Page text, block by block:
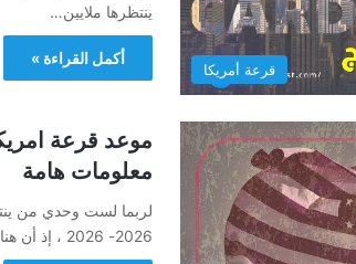
قرعة أمريكا
ينتظرها ملايين…
أكمل القراءة »
معلومات هامة
لربما لست وحدي من
2026- 2026 ، إذ أن هناك ملايين الأشخاص عبر العالم…